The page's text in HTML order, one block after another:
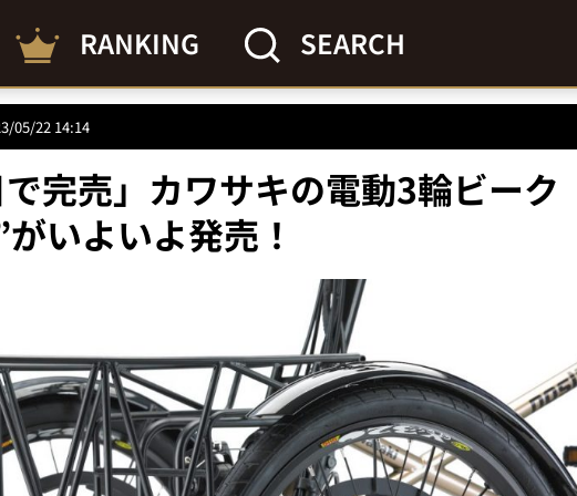
RANKING SEARCH
05/22 14:14
で完売」カワサキの電動3輪ビーク
いよいよ発売！